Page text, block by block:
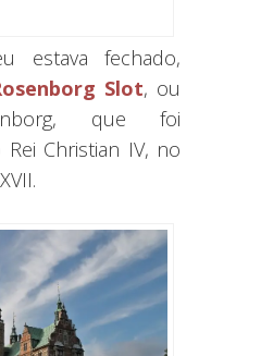
estava fechado,
Slot, ou
que foi
Christian IV, no